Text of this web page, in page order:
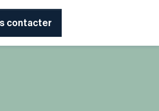
contacter